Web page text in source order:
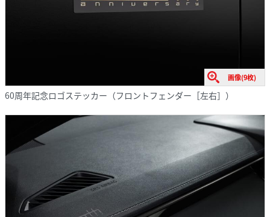
画像(9枚)
60周年記念ロゴステッカー（フロントフェンダー［左右］）